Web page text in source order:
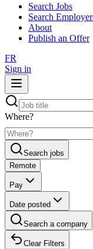
Search Jobs
Search
About
Publish an Offer
FR
Sign in
Where?
Search jobs
Remote
Pay
Date posted
Search a company
Clear Filters